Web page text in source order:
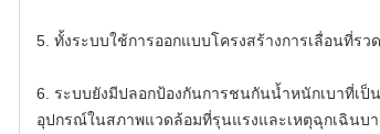
5. ทั้งระบบใช้การออกแบบโครงสร้างการเลื่อนที่ร
6. ระบบยังมีปลอกป้องกันการชนกันน้ำหนักเบาที่เป็
อุปกรณ์ในสภาพแวดล้อมที่รุนแรงและเหตุฉุกเฉินบา